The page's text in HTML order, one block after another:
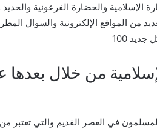
والحضارة الفرعونية
المواقع الإلكترونية والسؤال
100
من خلال بعدها
في العصر القديم والتي